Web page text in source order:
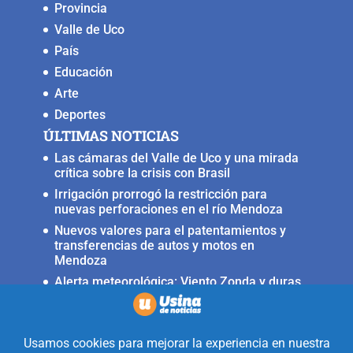
Provincia
Valle de Uco
País
Educación
Arte
Deportes
ÚLTIMAS NOTICIAS
Las cámaras del Valle de Uco y una mirada
crítica sobre la crisis con Brasil
Irrigación prorrogó la restricción para
nuevas perforaciones en el río Mendoza
Nuevos valores para el patentamientos y
transferencias de autos y motos en
Mendoza
Alerta meteorológica: Viento Zonda y duras
condiciones en alta montaña
Fuerte terremoto muy cerca del Valle de